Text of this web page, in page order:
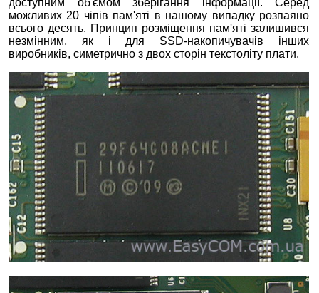
доступним об'ємом зберігання інформації. Серед
можливих 20 чіпів пам'яті в нашому випадку розпаяно
всього десять. Принцип розміщення пам'яті залишився
незмінним, як і для SSD-накопичувачів інших
виробників, симетрично з двох сторін текстоліту плати.